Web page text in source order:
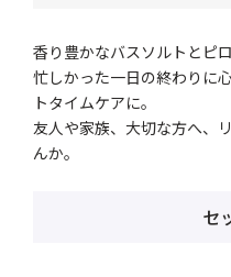
香り豊かなバスソルトとピ
忙しかった一日の終わりに
トタイムケアに。
友人や家族、大切な方へ、
んか。
セ